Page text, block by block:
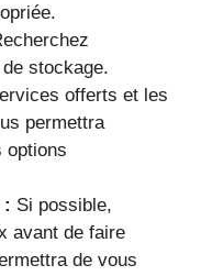
stockage.
offerts et les
permettra
options
Si possible,
avant de faire
de vous